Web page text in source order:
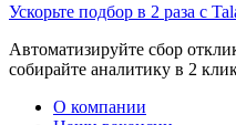
Ускорьте подбор в 2 раза с
Автоматизируйте сбор
собирайте аналитику в 2
О компании